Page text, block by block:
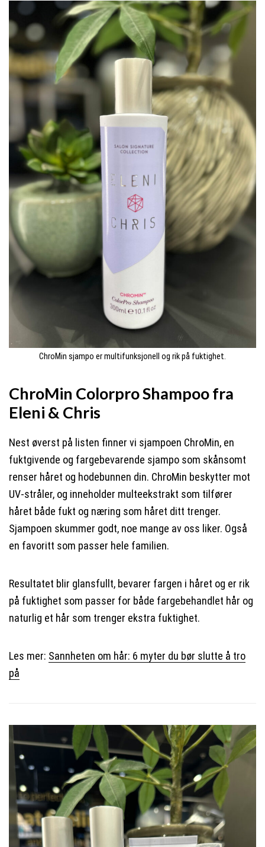
ChroMin sjampo er multifunksjonell og rik på fuktighet.
ChroMin Colorpro Shampoo fra
Eleni & Chris
Nest øverst på listen finner vi sjampoen ChroMin, en
fuktgivende og fargebevarende sjampo som skånsomt
renser håret og hodebunnen din. ChroMin beskytter mot
UV-stråler, og inneholder multeekstrakt som tilfører
håret både fukt og næring som håret ditt trenger.
Sjampoen skummer godt, noe mange av oss liker. Også
en favoritt som passer hele familien.
Resultatet blir glansfullt, bevarer fargen i håret og er rik
på fuktighet som passer for både fargebehandlet hår og
naturlig et hår som trenger ekstra fuktighet.
Les mer: Sannheten om hår: 6 myter du bør slutte å tro
på